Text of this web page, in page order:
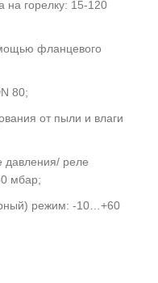
на горелку: 15-120
фланцевого
80;
от пыли и влаги
давления/ реле
мбар;
режим: -10…+60